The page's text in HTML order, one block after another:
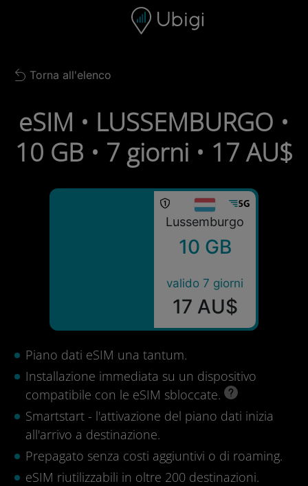
Barra di navigazione
Back to list
Torna all'elenco
eSIM • LUSSEMBURGO •
10 GB • 7 giorni • 17 AU$
Lussemburgo
10 GB
valido 7 giorni
17 AU$
Piano dati eSIM una tantum.
Installazione immediata su un dispositivo
compatibile con le eSIM sbloccate.
Smartstart - l'attivazione del piano dati inizia
all'arrivo a destinazione.
Prepagato senza costi aggiuntivi o di roaming.
eSIM riutilizzabili in oltre 200 destinazioni.